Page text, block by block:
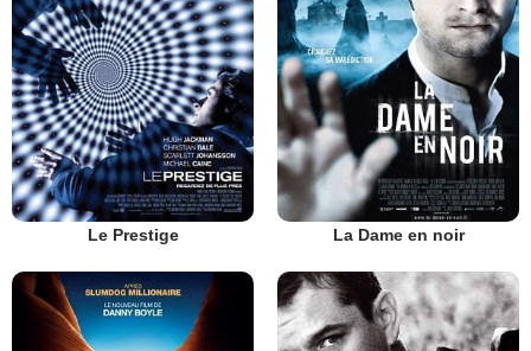
Le Prestige La Dame en noir